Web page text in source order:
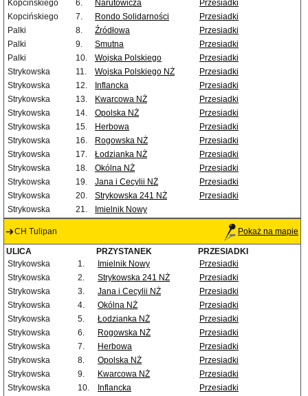
Kopcińskiego
6. Narutowicza
Przesiadki
Kopcińskiego
7. Rondo Solidarności
Przesiadki
Palki
8. Źródłowa
Przesiadki
Palki
9. Smutna
Przesiadki
Palki
10. Wojska Polskiego
Przesiadki
Strykowska
11. Wojska Polskiego NŻ
Przesiadki
Strykowska
12. Inflancka
Przesiadki
Strykowska
13. Kwarcowa NŻ
Przesiadki
Strykowska
14. Opolska NŻ
Przesiadki
Strykowska
15. Herbowa
Przesiadki
Strykowska
16. Rogowska NŻ
Przesiadki
Strykowska
17. Łodzianka NŻ
Przesiadki
Strykowska
18. Okólna NŻ
Przesiadki
Strykowska
19. Jana i Cecylii NŻ
Przesiadki
Strykowska
20. Strykowska 241 NŻ
Przesiadki
Strykowska
21. Imielnik Nowy
CH Tulipan Pokaż na mapie
ULICA PRZYSTANEK
PRZESIADKI
Strykowska
1. Imielnik Nowy
Przesiadki
Strykowska
2. Strykowska 241 NŻ
Przesiadki
Strykowska
3. Jana i Cecylii NŻ
Przesiadki
Strykowska
4. Okólna NŻ
Przesiadki
Strykowska
5. Łodzianka NŻ
Przesiadki
Strykowska
6. Rogowska NŻ
Przesiadki
Strykowska
7. Herbowa
Przesiadki
Strykowska
8. Opolska NŻ
Przesiadki
Strykowska
9. Kwarcowa NŻ
Przesiadki
Strykowska
10. Inflancka Przesiadki